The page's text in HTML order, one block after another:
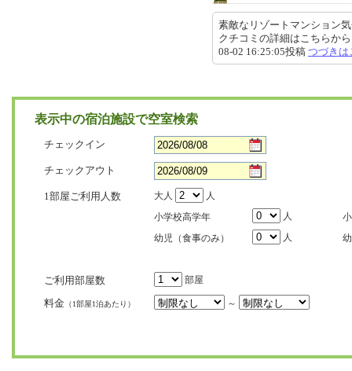
素敵なリゾートマンション
クチコミの詳細はこちらか
08-02 16:25:05投稿 つづきは
表示中の宿泊施設で空室検索
チェックイン
チェックアウト
1部屋ご利用人数 大人
人
小学校高学年
人
幼児（食事のみ）
人
ご利用部屋数 部屋
料金 （1部屋1泊あたり） ～